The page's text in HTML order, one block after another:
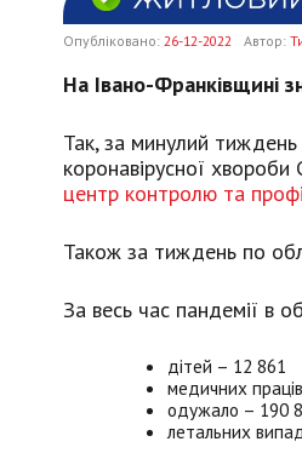
Опубліковано: 26-12-2022 Автор:
На Івано-Франківщині
Так, за минулий тиждень
коронавірусної
центр контролю та
Також за тиждень по
За весь час пандемії в
дітей – 12 861
медичних
одужало – 190
летальних